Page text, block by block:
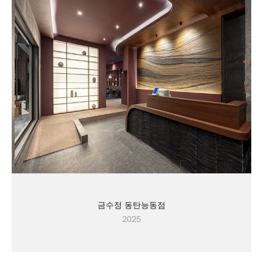
금수정 동탄능동점
2025